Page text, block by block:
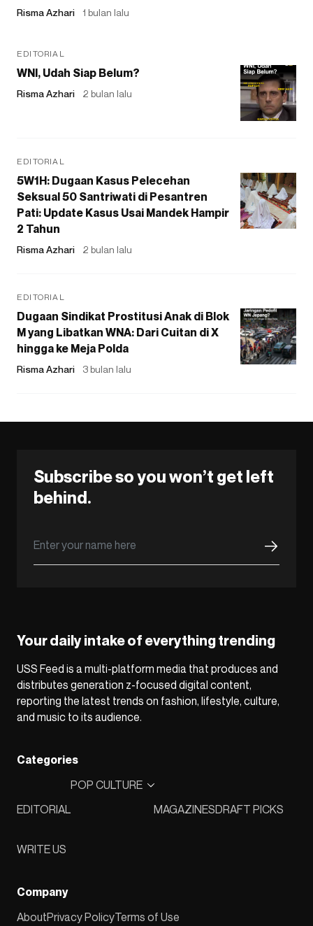
Risma Azhari 1 bulan lalu
EDITORIAL
WNI, Udah Siap Belum?
Risma Azhari 2 bulan lalu
EDITORIAL
5W1H: Dugaan Kasus Pelecehan
Seksual 50 Santriwati di Pesantren
Pati: Update Kasus Usai Mandek Hampir
2 Tahun
Risma Azhari 2 bulan lalu
EDITORIAL
Dugaan Sindikat Prostitusi Anak di Blok
M yang Libatkan WNA: Dari Cuitan di X
hingga ke Meja Polda
Risma Azhari 3 bulan lalu
Subscribe so you won’t get left
behind.
Your daily intake of everything trending
USS Feed is a multi-platform media that produces and
distributes generation z-focused digital content,
reporting the latest trends on fashion, lifestyle, culture,
and music to its audience.
Categories
EDITORIAL
POP CULTURE
MAGAZINESDRAFT PICKS
WRITE US
Company
AboutPrivacy PolicyTerms of Use